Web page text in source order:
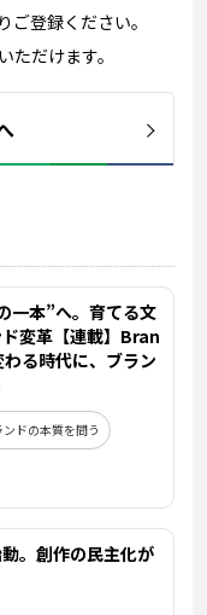
登録ください。
だけます。
一本”へ。育てる文
変革【連載】Bran
る時代に、ブラン
ドの本質を問う
。創作の民主化が